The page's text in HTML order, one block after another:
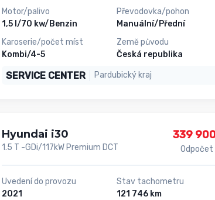
Motor/palivo
1,5 l/70 kw/Benzin
Karoserie/počet míst
Kombi/4-5
Převodovka/pohon
Manuální/Přední
Země původu
Česká republika
SERVICE CENTER Pardubický kraj
Hyundai i30
1.5 T -GDi/117kW Premium DCT
339
Odpočet
Uvedení do provozu
2021
Stav tachometru
121 746 km